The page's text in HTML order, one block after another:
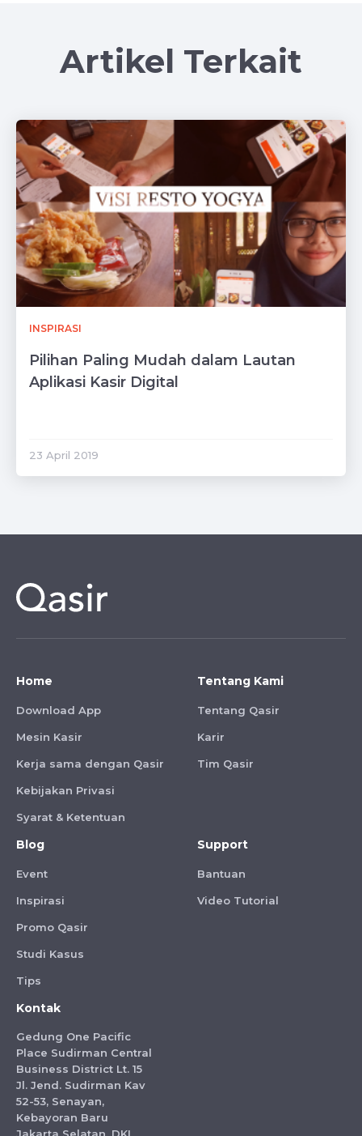
Artikel Terkait
INSPIRASI
Pilihan Paling Mudah dalam Lautan
Aplikasi Kasir Digital
23 April 2019
Home
Download App
Mesin Kasir
Kerja sama dengan Qasir
Kebijakan Privasi
Syarat & Ketentuan
Tentang Kami
Tentang Qasir
Karir
Tim Qasir
Blog
Event
Inspirasi
Promo Qasir
Studi Kasus
Tips
Support
Bantuan
Video Tutorial
Kontak
Gedung One Pacific
Place Sudirman Central
Business District Lt. 15
Jl. Jend. Sudirman Kav
52-53, Senayan,
Kebayoran Baru
Jakarta Selatan, DKI